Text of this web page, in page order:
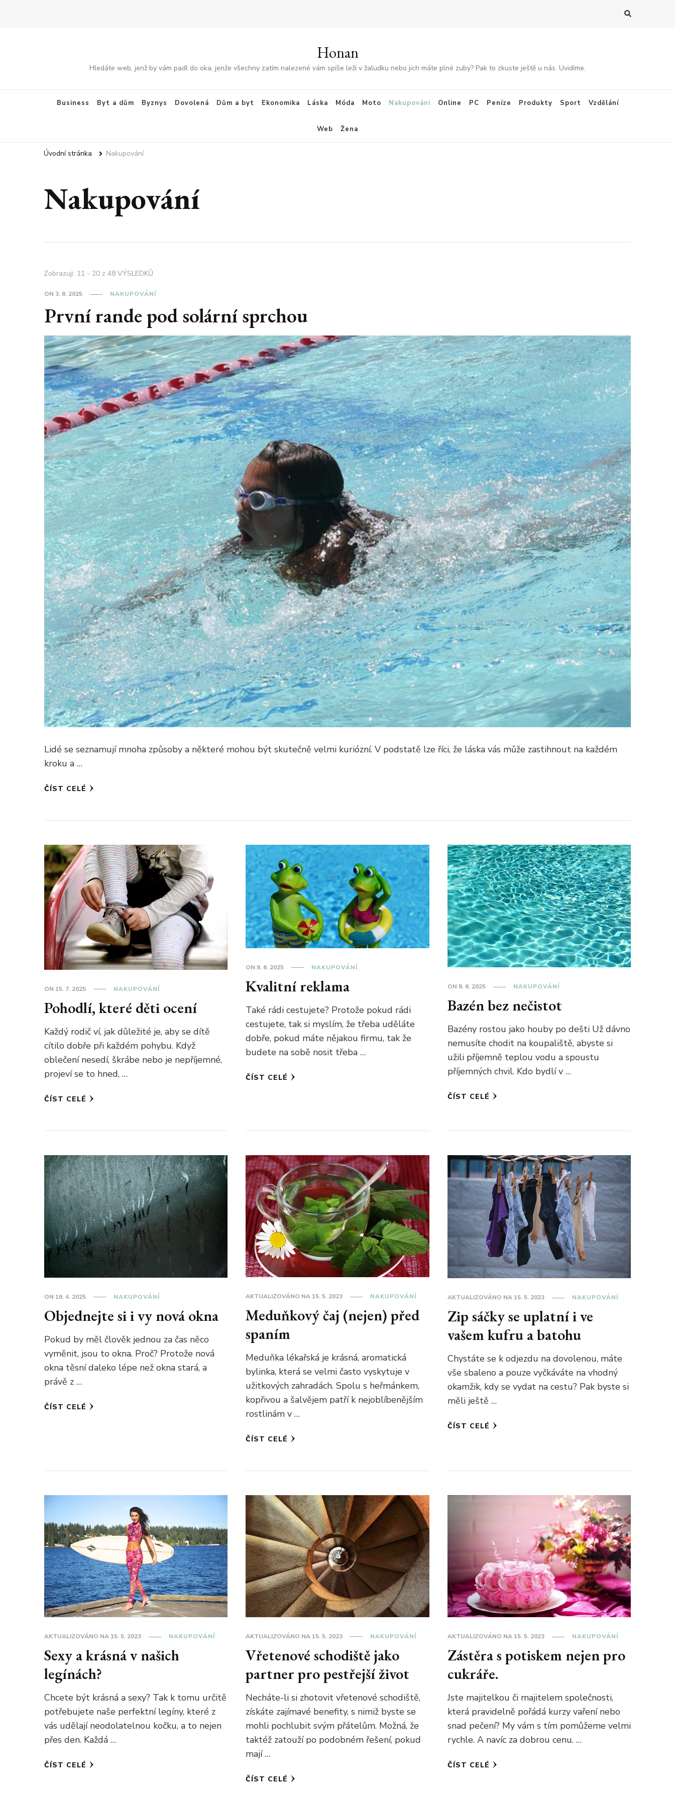
Honan
Hledáte web, jenž by vám padl do oka, jenže všechny zatím nalezené vám spíše leží v žaludku nebo jich máte plné zuby? Pak to zkuste ještě u nás. Uvidíme.
Business Byt a dům Byznys Dovolená Dům a byt Ekonomika Láska Móda Moto Nakupování Online PC Peníze Produkty Sport Vzdělání
Web Žena
Úvodní stránka Nakupování
Nakupování
Zobrazuji: 11 - 20 z 48 VÝSLEDKŮ
ON 3. 8. 2025 NAKUPOVÁNÍ
První rande pod solární sprchou
Lidé se seznamují mnoha způsoby a některé mohou být skutečně velmi kuriózní. V podstatě lze říci, že láska vás může zastihnout na každém
kroku a …
ČÍST CELÉ
ON 15. 7. 2025 NAKUPOVÁNÍ
Pohodlí, které děti ocení
Každý rodič ví, jak důležité je, aby se dítě
cítilo dobře při každém pohybu. Když
oblečení nesedí, škrábe nebo je nepříjemné,
projeví se to hned, …
ČÍST CELÉ
ON 8. 6. 2025 NAKUPOVÁNÍ
Kvalitní reklama
Také rádi cestujete? Protože pokud rádi
cestujete, tak si myslím, že třeba uděláte
dobře, pokud máte nějakou firmu, tak že
budete na sobě nosit třeba …
ČÍST CELÉ
ON 8. 6. 2025 NAKUPOVÁNÍ
Bazén bez nečistot
Bazény rostou jako houby po dešti Už dávno
nemusíte chodit na koupaliště, abyste si
užili příjemně teplou vodu a spoustu
příjemných chvil. Kdo bydlí v …
ČÍST CELÉ
ON 16. 4. 2025 NAKUPOVÁNÍ
Objednejte si i vy nová okna
Pokud by měl člověk jednou za čas něco
vyměnit, jsou to okna. Proč? Protože nová
okna těsní daleko lépe než okna stará, a
právě z …
ČÍST CELÉ
AKTUALIZOVÁNO NA 15. 5. 2023 NAKUPOVÁNÍ
Meduňkový čaj (nejen) před
spaním
Meduňka lékařská je krásná, aromatická
bylinka, která se velmi často vyskytuje v
užitkových zahradách. Spolu s heřmánkem,
kopřivou a šalvějem patří k nejoblíbenějším
rostlinám v …
ČÍST CELÉ
AKTUALIZOVÁNO NA 15. 5. 2023 NAKUPOVÁNÍ
Zip sáčky se uplatní i ve
vašem kufru a batohu
Chystáte se k odjezdu na dovolenou, máte
vše sbaleno a pouze vyčkáváte na vhodný
okamžik, kdy se vydat na cestu? Pak byste si
měli ještě …
ČÍST CELÉ
AKTUALIZOVÁNO NA 15. 5. 2023 NAKUPOVÁNÍ
Sexy a krásná v našich
legínách?
Chcete být krásná a sexy? Tak k tomu určitě
potřebujete naše perfektní legíny, které z
vás udělají neodolatelnou kočku, a to nejen
přes den. Každá …
ČÍST CELÉ
AKTUALIZOVÁNO NA 15. 5. 2023 NAKUPOVÁNÍ
Vřetenové schodiště jako
partner pro pestřejší život
Necháte-li si zhotovit vřetenové schodiště,
získáte zajímavé benefity, s nimiž byste se
mohli pochlubit svým přátelům. Možná, že
taktéž zatouží po podobném řešení, pokud
mají …
ČÍST CELÉ
AKTUALIZOVÁNO NA 15. 5. 2023 NAKUPOVÁNÍ
Zástěra s potiskem nejen pro
cukráře.
Jste majitelkou či majitelem společnosti,
která pravidelně pořádá kurzy vaření nebo
snad pečení? My vám s tím pomůžeme velmi
rychle. A navíc za dobrou cenu. …
ČÍST CELÉ